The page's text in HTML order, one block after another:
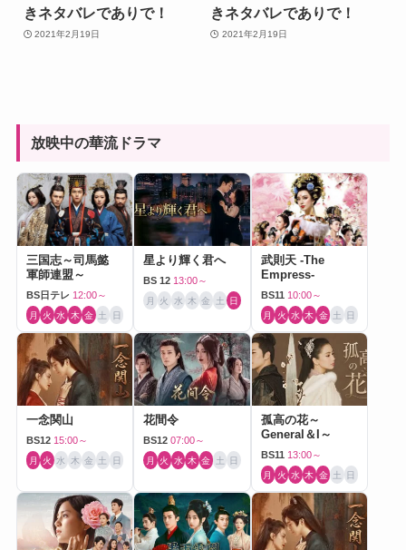
きネタバレでありで！
2021年2月19日
きネタバレでありで！
2021年2月19日
放映中の華流ドラマ
三国志～司馬懿
軍師連盟～
BS日テレ 12:00～
月 火 水 木 金 土 日
星より輝く君へ
BS 12 13:00～
月 火 水 木 金 土 日
武則天 -The
Empress-
BS11 10:00～
月 火 水 木 金 土 日
一念関山
BS12 15:00～
月 火 水 木 金 土 日
花間令
BS12 07:00～
月 火 水 木 金 土 日
孤高の花～
General＆I～
BS11 13:00～
月 火 水 木 金 土 日